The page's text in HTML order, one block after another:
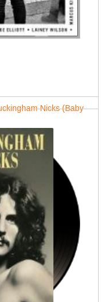
Nicks (Baby